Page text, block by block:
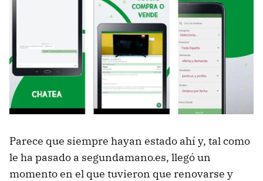
Parece que siempre hayan estado ahí y, tal como
le ha pasado a segundamano.es, llegó un
momento en el que tuvieron que renovarse y